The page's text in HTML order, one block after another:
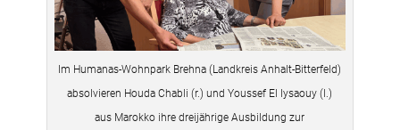
Im Humanas-Wohnpark Brehna (Landkreis Anhalt-Bitterfeld)
absolvieren Houda Chabli (r.) und Youssef El Iysaouy (l.)
aus Marokko ihre dreijährige Ausbildung zur